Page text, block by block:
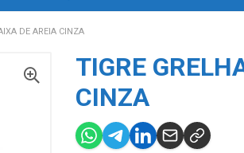
DE AREIA CINZA
TIGRE
CINZA